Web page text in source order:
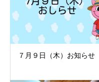
７月９日（木）お知らせ